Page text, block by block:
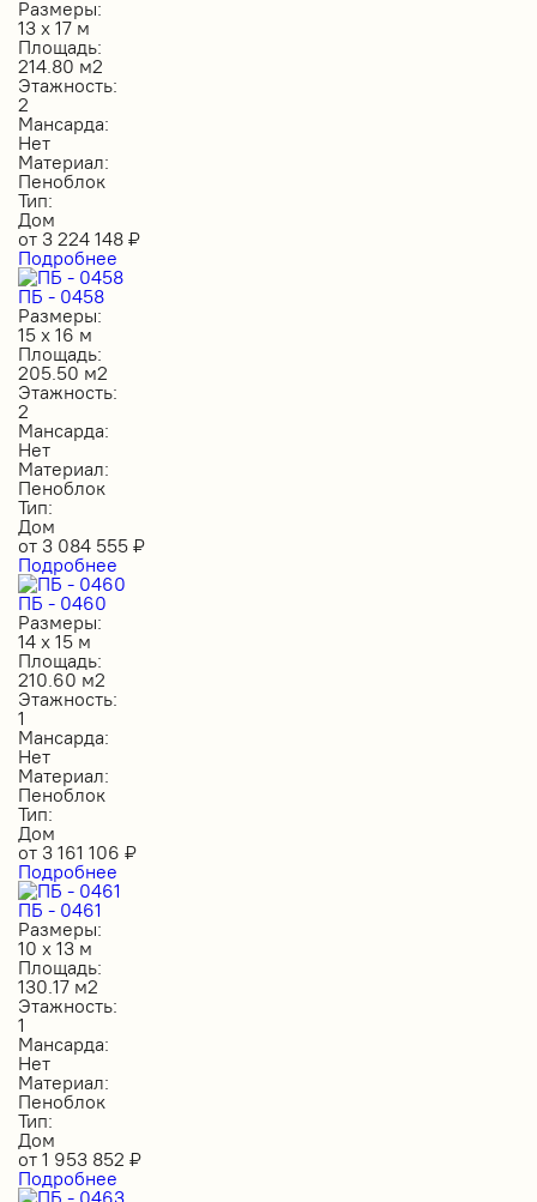
Размеры:
13 х 17 м
Площадь:
214.80 м2
Этажность:
2
Мансарда:
Нет
Материал:
Пеноблок
Тип:
Дом
от 3 224 148 ₽
Подробнее
ПБ - 0458
Размеры:
15 х 16 м
Площадь:
205.50 м2
Этажность:
2
Мансарда:
Нет
Материал:
Пеноблок
Тип:
Дом
от 3 084 555 ₽
Подробнее
ПБ - 0460
Размеры:
14 х 15 м
Площадь:
210.60 м2
Этажность:
1
Мансарда:
Нет
Материал:
Пеноблок
Тип:
Дом
от 3 161 106 ₽
Подробнее
ПБ - 0461
Размеры:
10 х 13 м
Площадь:
130.17 м2
Этажность:
1
Мансарда:
Нет
Материал:
Пеноблок
Тип:
Дом
от 1 953 852 ₽
Подробнее